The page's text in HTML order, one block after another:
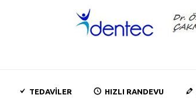
TEDAVILER HIZLI RANDEVU